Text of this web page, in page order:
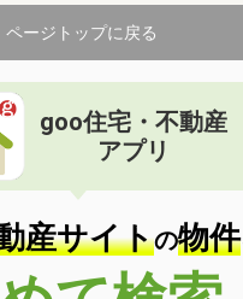
積 108.75m²
積 142.18m²
区島町
2,899万円
埼玉県さいたま市見沼区島町
積 85.42m²
積
100.9m²
ページトップに戻る
goo住宅・不動産
アプリ
産サイトの物件